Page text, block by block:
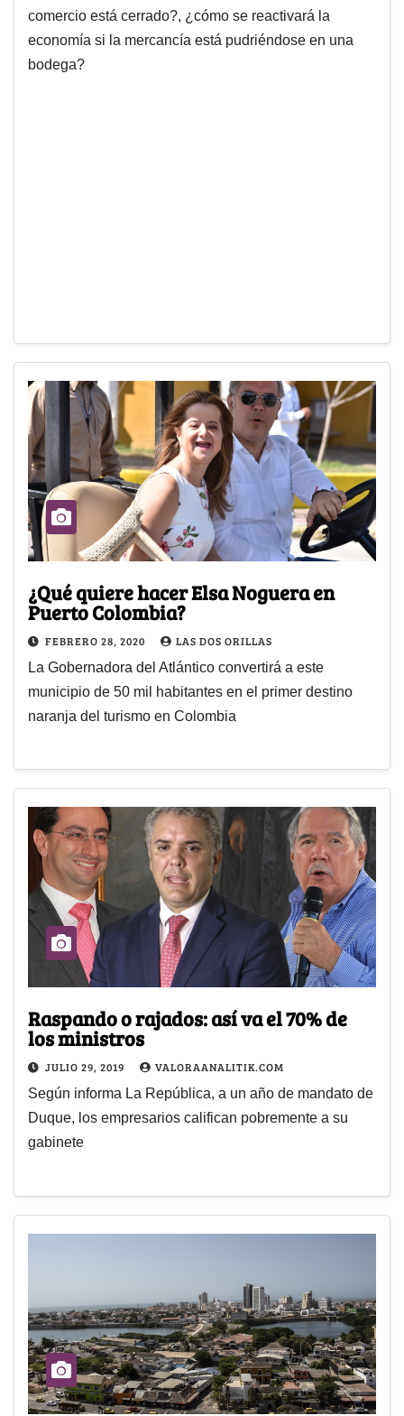
comercio está cerrado?, ¿cómo se reactivará la
economía si la mercancía está pudriéndose en una
bodega?
¿Qué quiere hacer Elsa Noguera en
Puerto Colombia?
FEBRERO 28, 2020 LAS DOS ORILLAS
La Gobernadora del Atlántico convertirá a este
municipio de 50 mil habitantes en el primer destino
naranja del turismo en Colombia
Raspando o rajados: así va el 70% de
los ministros
JULIO 29, 2019 VALORAANALITIK.COM
Según informa La República, a un año de mandato de
Duque, los empresarios califican pobremente a su
gabinete